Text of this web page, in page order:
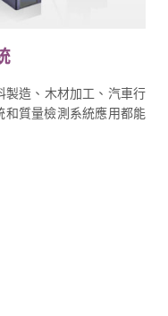
製造、木材加工、汽車行
和質量檢測系統應用都能